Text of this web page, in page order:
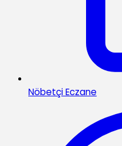
Nöbetçi Eczane